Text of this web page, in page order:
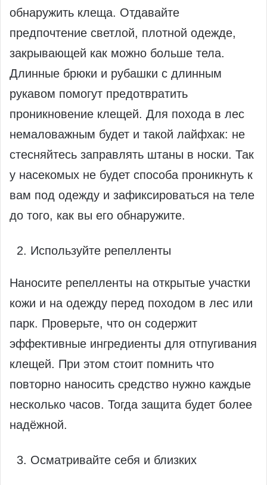
обнаружить клеща. Отдавайте
предпочтение светлой, плотной одежде,
закрывающей как можно больше тела.
Длинные брюки и рубашки с длинным
рукавом помогут предотвратить
проникновение клещей. Для похода в лес
немаловажным будет и такой лайфхак: не
стесняйтесь заправлять штаны в носки. Так
у насекомых не будет способа проникнуть к
вам под одежду и зафиксироваться на теле
до того, как вы его обнаружите.
Используйте репелленты
Наносите репелленты на открытые участки
кожи и на одежду перед походом в лес или
парк. Проверьте, что он содержит
эффективные ингредиенты для отпугивания
клещей. При этом стоит помнить что
повторно наносить средство нужно каждые
несколько часов. Тогда защита будет более
надёжной.
Осматривайте себя и близких